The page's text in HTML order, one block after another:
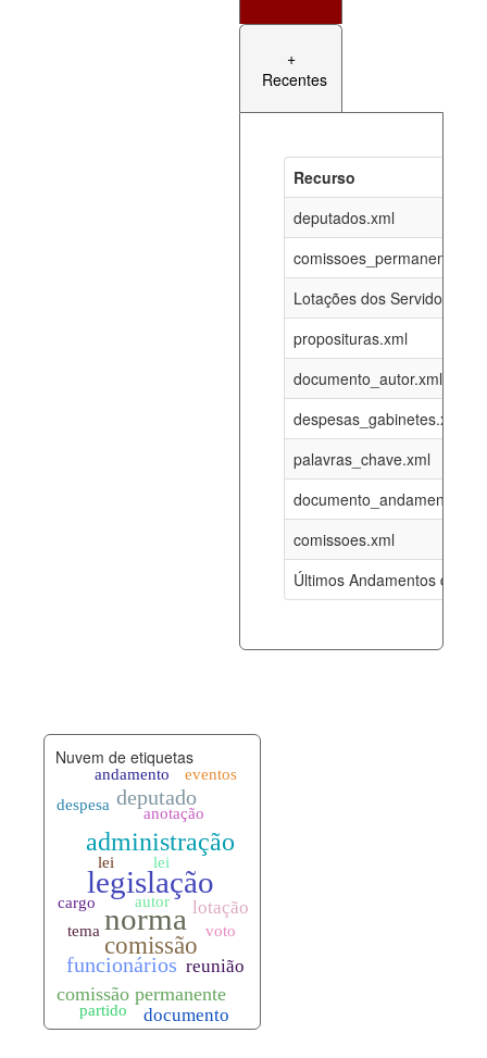
+
Recentes
Recurso
deputados.xml
Lotações dos Servidores
proposituras.xml
documento_autor.xml
despesas_gabinetes.xml
palavras_chave.xml
documento_andamento.xml
comissoes.xml
Últimos Andamentos de
documento_andamento_atual.xml
08-08-
funcionarios_lotacoes.xml
funcionarios_cargos.xml 12-05-
08-08-
comissoes_permanentes_votacoes.xml 08-08-
documento_andamento.xml 08-08-
palavras_chave.xml 08-08-
legislacao_norma_anotacoes.xml
Nuvem de etiquetas